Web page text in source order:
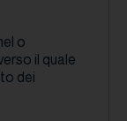
o
il quale
dei